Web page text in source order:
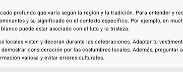
profundo que varía según la región y la tradición. Para entender y
y su significado en el contexto específico. Por ejemplo, en
puede estar asociado con el luto y la tristeza.
locales visten y decoran durante las celebraciones. Adaptar tu
consideración por las costumbres locales. Además, preguntar
valiosa y evitar errores culturales.